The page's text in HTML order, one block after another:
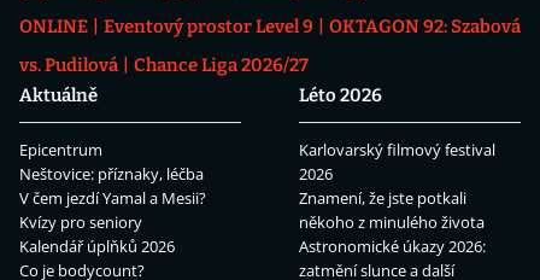
ONLINE
Eventový prostor Level 9
OKTAGON 92: Szabová
vs. Pudilová
Chance Liga 2026/27
Aktuálně
Epicentrum
Neštovice: příznaky, léčba
V čem jezdí Yamal a Mesii?
Kvízy pro seniory
Kalendář úplňků 2026
Co je bodycount?
Léto 2026
Karlovarský filmový festival
2026
Znamení, že jste potkali
někoho z minulého života
Astronomické úkazy 2026:
zatmění slunce a další